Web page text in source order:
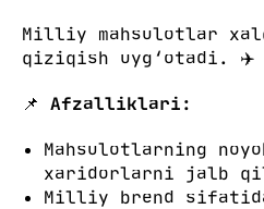
Milliy mahsulotlar
qiziqish uyg‘otadi. ✈️
📌 Afzalliklari:
Mahsulotlarning
xaridorlarni jalb
Milliy brend